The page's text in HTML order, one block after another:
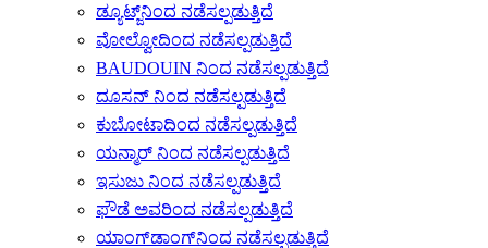
ಡ್ಯೂಟ್ಜ್‌ನಿಂದ ನಡೆಸಲ್ಪಡುತ್ತಿದೆ
ವೋಲ್ವೋದಿಂದ ನಡೆಸಲ್ಪಡುತ್ತಿದೆ
BAUDOUIN ನಿಂದ ನಡೆಸಲ್ಪಡುತ್ತಿದೆ
ದೂಸನ್ ನಿಂದ ನಡೆಸಲ್ಪಡುತ್ತಿದೆ
ಕುಬೋಟಾದಿಂದ ನಡೆಸಲ್ಪಡುತ್ತಿದೆ
ಯನ್ಮಾರ್ ನಿಂದ ನಡೆಸಲ್ಪಡುತ್ತಿದೆ
ಇಸುಜು ನಿಂದ ನಡೆಸಲ್ಪಡುತ್ತಿದೆ
ಫೌಡೆ ಅವರಿಂದ ನಡೆಸಲ್ಪಡುತ್ತಿದೆ
ಯಾಂಗ್‌ಡಾಂಗ್‌ನಿಂದ ನಡೆಸಲ್ಪಡುತ್ತಿದೆ